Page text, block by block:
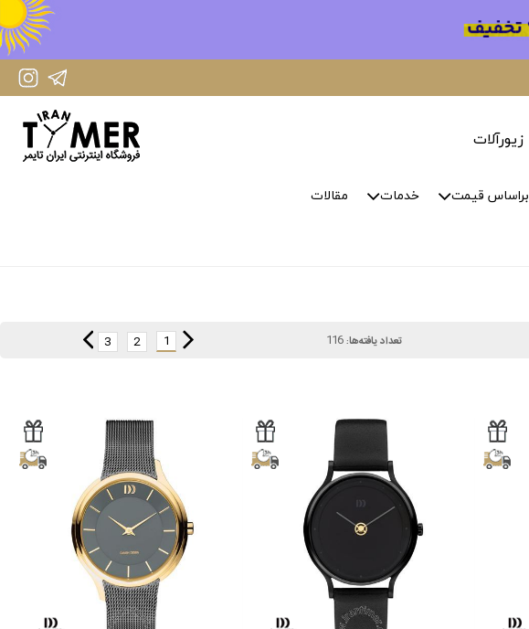
IranTimer Instagram Page
زیورآلات
براساس قیمت خدمات مقالات
تعداد یافته‌ها:116
1
2
3